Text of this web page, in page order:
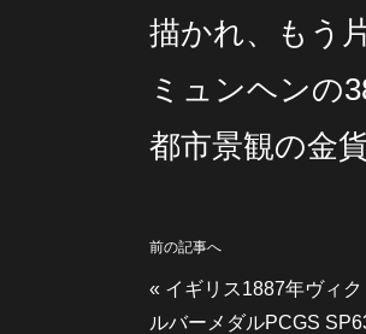
描かれ、もう
ミュンヘンの
都市景観の金
前の記事へ
« イギリス1887年ヴィ
ルバーメダルPCGS